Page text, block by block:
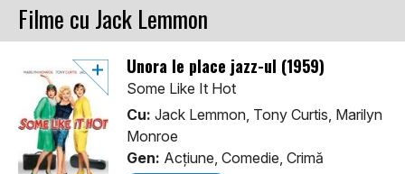
Filme cu Jack Lemmon
Unora le place jazz-ul (1959)
Some Like It Hot
Cu: Jack Lemmon, Tony Curtis, Marilyn
Monroe
Gen: Acţiune, Comedie, Crimă